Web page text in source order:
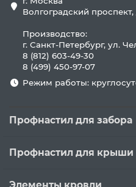
Волгоградский проспект,
Производство:
г. Санкт-Петербург, ул.
8 (812) 603-49-30
8 (499) 450-97-07
Режим работы:
Профнастил для забора
Профнастил для крыши